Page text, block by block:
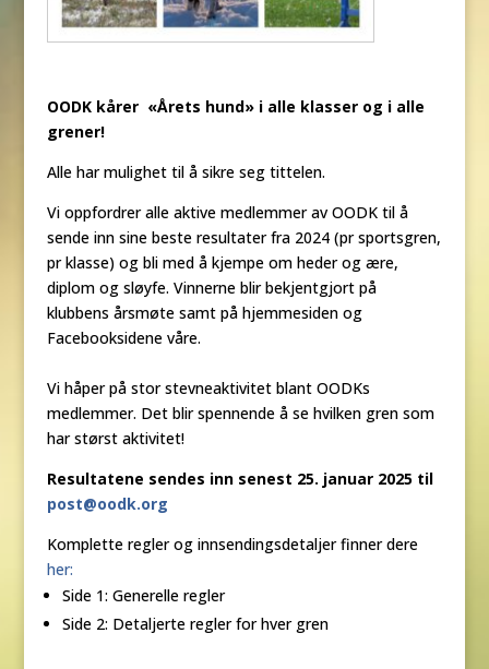
OODK kårer «Årets hund» i alle klasser og i alle
grener!
Alle har mulighet til å sikre seg tittelen.
Vi oppfordrer alle aktive medlemmer av OODK til å
sende inn sine beste resultater fra 2024 (pr sportsgren,
pr klasse) og bli med å kjempe om heder og ære,
diplom og sløyfe. Vinnerne blir bekjentgjort på
klubbens årsmøte samt på hjemmesiden og
Facebooksidene våre.
Vi håper på stor stevneaktivitet blant OODKs
medlemmer. Det blir spennende å se hvilken gren som
har størst aktivitet!
Resultatene sendes inn senest 25. januar 2025 til
post@oodk.org
Komplette regler og innsendingsdetaljer finner dere
her:
Side 1: Generelle regler
Side 2: Detaljerte regler for hver gren